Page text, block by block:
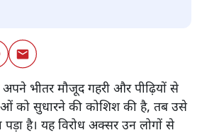
अपने भीतर मौजूद गहरी और पीढ़ियों से
को सुधारने की कोशिश की है, तब उसे
पड़ा है। यह विरोध अक्सर उन लोगों से